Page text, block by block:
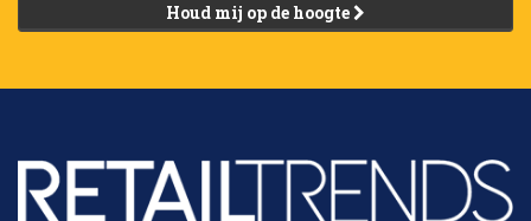
Houd mij op de hoogte